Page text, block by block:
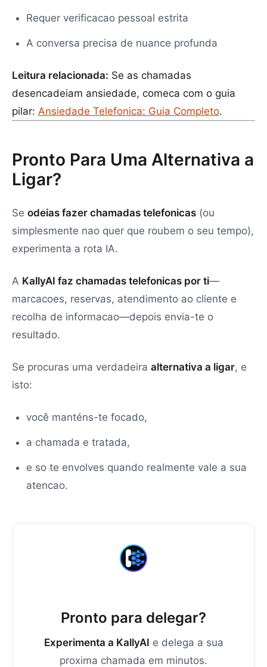
Requer verificacao pessoal estrita
A conversa precisa de nuance profunda
Leitura relacionada: Se as chamadas
desencadeiam ansiedade, comeca com o guia
pilar: Ansiedade Telefonica: Guia Completo.
Pronto Para Uma Alternativa a
Ligar?
Se odeias fazer chamadas telefonicas (ou
simplesmente nao quer que roubem o seu tempo),
experimenta a rota IA.
A KallyAI faz chamadas telefonicas por ti—
marcacoes, reservas, atendimento ao cliente e
recolha de informacao—depois envia-te o
resultado.
Se procuras uma verdadeira alternativa a ligar, e
isto:
você manténs-te focado,
a chamada e tratada,
e so te envolves quando realmente vale a sua
atencao.
Pronto para delegar?
Experimenta a KallyAI e delega a sua
proxima chamada em minutos.